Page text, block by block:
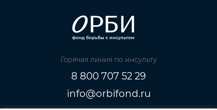
Горячая линия по инсульту
8 800 707 52 29
info@orbifond.ru